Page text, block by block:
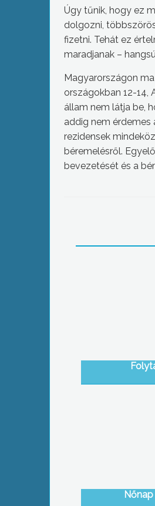
Úgy tűnik, hogy ez
dolgozni,
fizetni. Tehát ez
maradjanak –
Magyarországon
országokban 12-14,
állam nem látja be,
addig nem érdemes
rezidensek
béremelésről.
bevezetését és a